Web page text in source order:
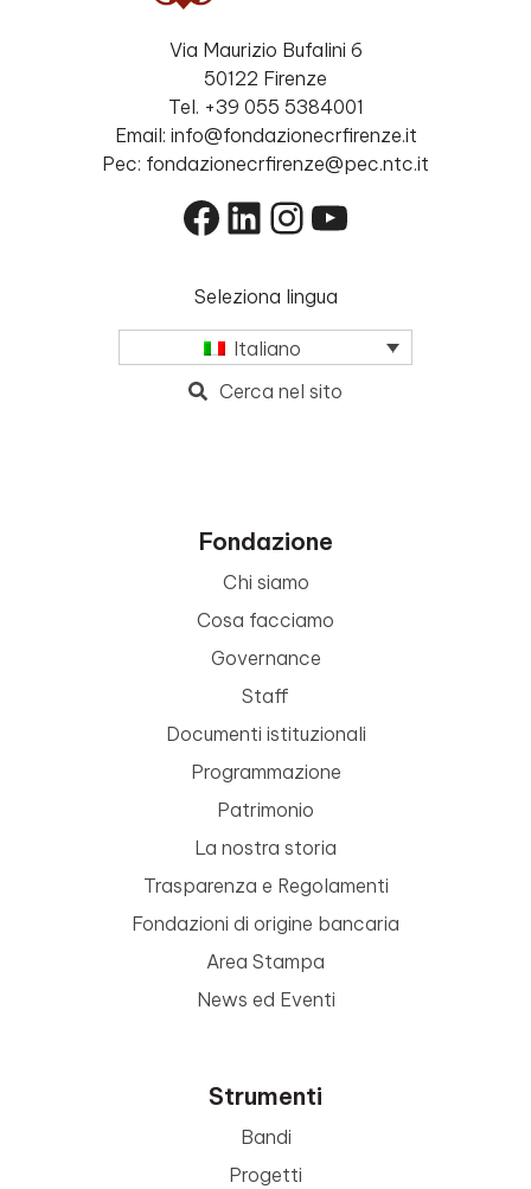
Via Maurizio Bufalini 6
50122 Firenze
Tel. +39 055 5384001
Email: info@fondazionecrfirenze.it
Pec: fondazionecrfirenze@pec.ntc.it
Facebook
LinkedIn
Instagram
YouTube
Seleziona lingua
Italiano
Cerca nel sito
Fondazione
Chi siamo
Cosa facciamo
Governance
Staff
Documenti istituzionali
Programmazione
Patrimonio
La nostra storia
Trasparenza e Regolamenti
Fondazioni di origine bancaria
Area Stampa
News ed Eventi
Strumenti
Bandi
Progetti